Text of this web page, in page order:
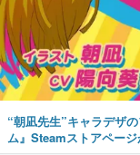
“朝凪先生”キャラデザ
ム』Steamストアペー
4